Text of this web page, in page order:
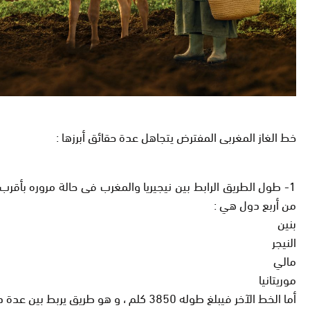
خط الغاز المغربى المفترض يتجاهل عدة حقائق أبرزها:
من أربع دول هي:
بنين
النيجر
مالي
موريتانيا
أما الخط الآخر فيبلغ طوله 3850 كلم ، و هو طريق يربط بين عدة دول هي